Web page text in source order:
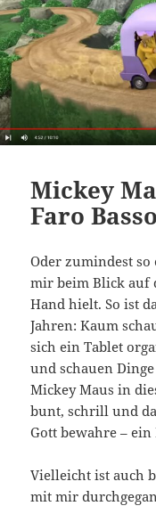
Mickey
Faro
Oder zumindest so
mir beim Blick auf
Hand hielt. So ist
Jahren: Kaum
sich ein Tablet
und schauen
Mickey Maus in
bunt, schrill und
Gott bewahre –
Vielleicht ist auch
mit mir